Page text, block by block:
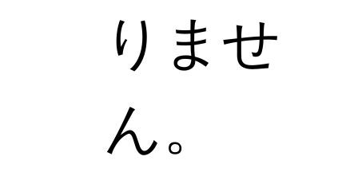
りませ
ん。